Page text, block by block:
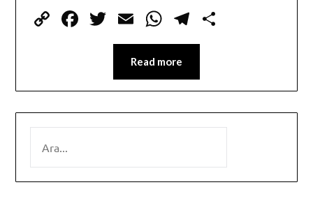
CopyFacebook
Twitter
EmailWhatsApp
Telegram
Read more